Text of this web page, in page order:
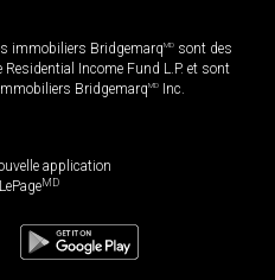
immobiliers BridgemarqMD sont des
Income Fund L.P. et sont
BridgemarqMD Inc.
application
MD